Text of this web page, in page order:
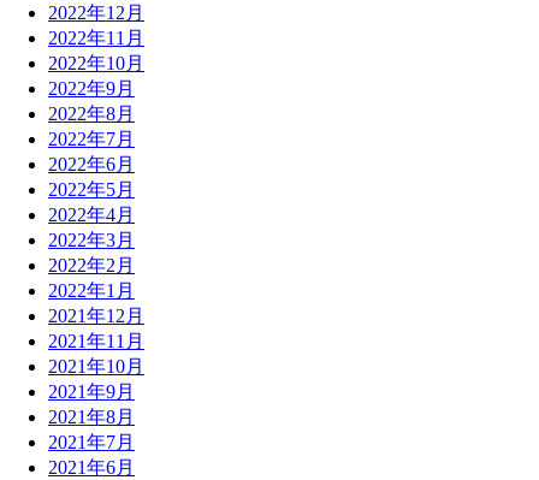
2022年12月
2022年11月
2022年10月
2022年9月
2022年8月
2022年7月
2022年6月
2022年5月
2022年4月
2022年3月
2022年2月
2022年1月
2021年12月
2021年11月
2021年10月
2021年9月
2021年8月
2021年7月
2021年6月